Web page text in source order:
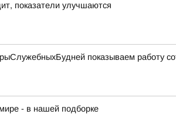
показатели улучшаются
показываем работу
- в нашей подборке